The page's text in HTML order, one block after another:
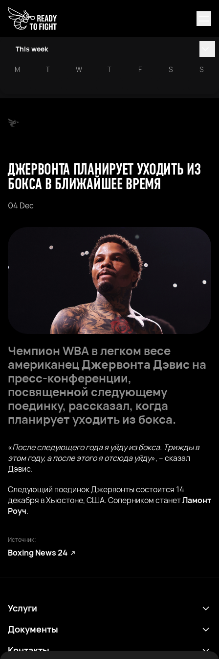
This week
M T W T F S S
ДЖЕРВОНТА ПЛАНИРУЕТ УХОДИТЬ ИЗ
БОКСА В БЛИЖАЙШЕЕ ВРЕМЯ
04 Dec
Чемпион WBA в легком весе
американецДжервонта Дэвис на
пресс-конференции,
посвященной следующему
поединку, рассказал, когда
планирует уходить из бокса.
«После следующего года я уйду из бокса. Трижды в
этом году, а после этого я отсюда уйду», – сказал
Дэвис.
Следующий поединок Джервонты состоится 14
декабря в Хьюстоне, США. Соперником станетЛамонт
Роуч.
Источник:
Boxing News 24
Услуги
Расписание
Документы
Политика конфиденциальности
Контакты